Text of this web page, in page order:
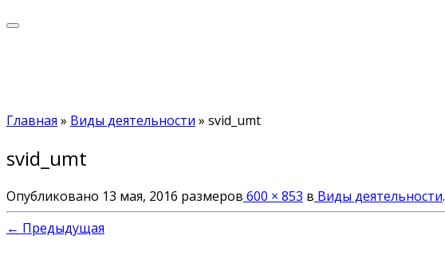
Главная » Виды деятельности » svid_umt
svid_umt
Опубликовано 13 мая, 2016 размеров 600 × 853 в Виды деятельности.
← Предыдущая